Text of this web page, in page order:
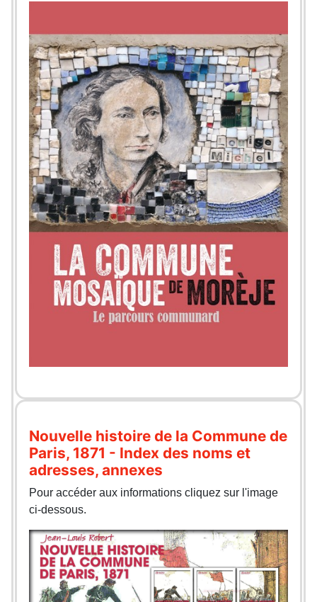
Nouvelle histoire de la Commune de
Paris, 1871 - Index des noms et
adresses, annexes
Pour accéder aux informations cliquez sur l'image
ci-dessous.